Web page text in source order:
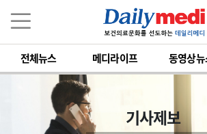
전체뉴스 메디라이프 동영상
기사제보